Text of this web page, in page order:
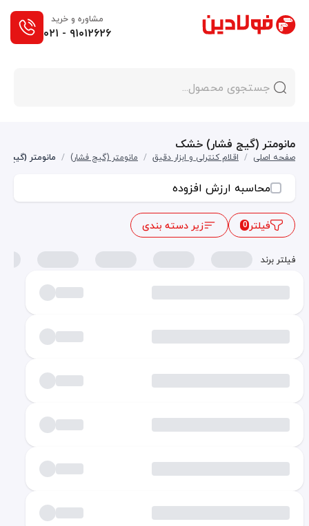
مشاوره و خرید
۰۲۱ - ۹۱۰۱۲۶۲۶
مانومتر (گیج فشار) خشک
صفحه اصلی / اقلام کنترلی و ابزار دقیق / مانومتر (گیج فشار) / مانومتر
محاسبه ارزش افزوده
فیلتر0 زیر دسته بندی
فیلتر برند